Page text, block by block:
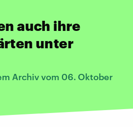
auch ihre
unter
Archiv vom 06. Oktober